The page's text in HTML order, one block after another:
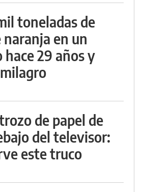
toneladas de
naranja en un
hace 29 años y
de papel de
del televisor:
este truco